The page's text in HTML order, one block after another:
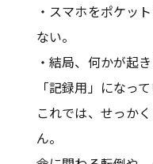
・スマホをポケッ
ない。
・結局、何かが起
「記録用」になって
これでは、せっか
ん。